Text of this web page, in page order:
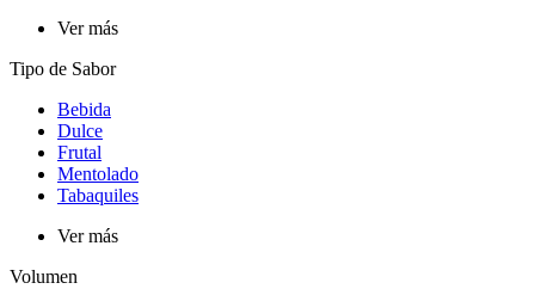
Ver más
Tipo de Sabor​
Bebida
Dulce
Frutal
Mentolado
Tabaquiles
Ver más
Volumen